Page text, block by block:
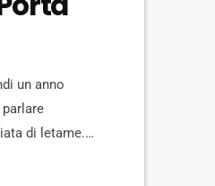
un anno
di letame.
clima politico